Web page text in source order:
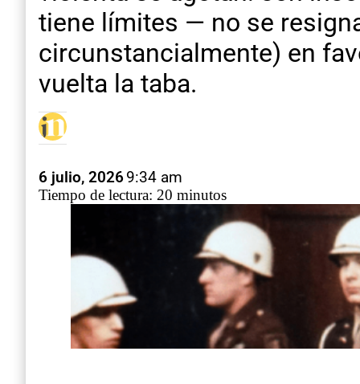
tiene límites — no se
circunstancialmente) en
vuelta la taba.
6 julio, 20269:34 am
Tiempo de lectura: 20 minutos